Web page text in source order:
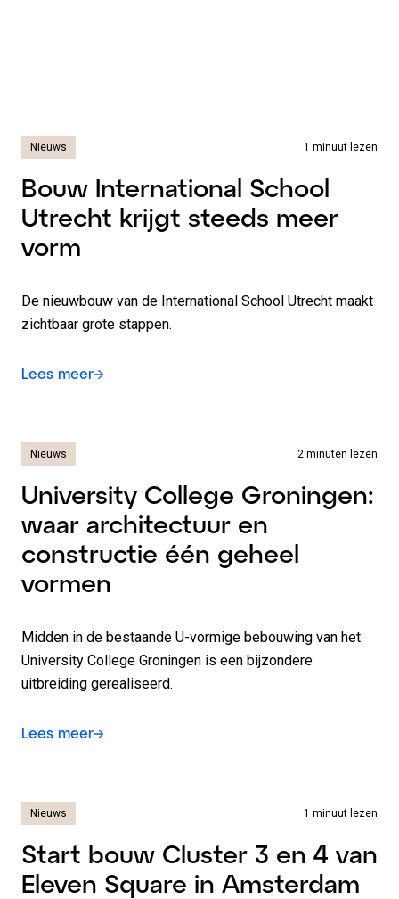
Nieuws 1 minuut lezen
Bouw International School
Utrecht krijgt steeds meer
vorm
De nieuwbouw van de International School Utrecht maakt
zichtbaar grote stappen.
Lees meer
Nieuws 2 minuten lezen
University College Groningen:
waar architectuur en
constructie één geheel
vormen
Midden in de bestaande U-vormige bebouwing van het
University College Groningen is een bijzondere
uitbreiding gerealiseerd.
Lees meer
Nieuws 1 minuut lezen
Start bouw Cluster 3 en 4 van
Eleven Square in Amsterdam